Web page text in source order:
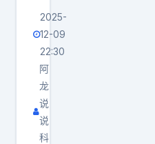
2025-
12-09
22:30
阿
龙
说
说
科